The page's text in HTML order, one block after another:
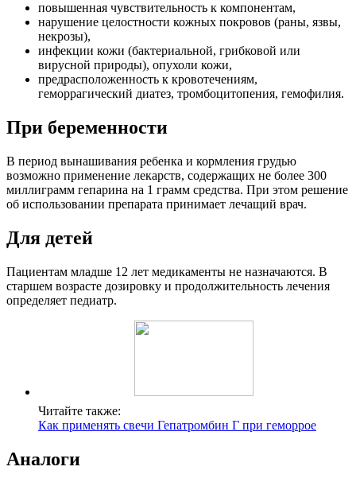
повышенная чувствительность к компонентам,
нарушение целостности кожных покровов (раны, язвы,
некрозы),
инфекции кожи (бактериальной, грибковой или
вирусной природы), опухоли кожи,
предрасположенность к кровотечениям,
геморрагический диатез, тромбоцитопения, гемофилия.
При беременности
В период вынашивания ребенка и кормления грудью
возможно применение лекарств, содержащих не более 300
миллиграмм гепарина на 1 грамм средства. При этом решение
об использовании препарата принимает лечащий врач.
Для детей
Пациентам младше 12 лет медикаменты не назначаются. В
старшем возрасте дозировку и продолжительность лечения
определяет педиатр.
Читайте также:
Как применять свечи Гепатромбин Г при геморрое
Аналоги